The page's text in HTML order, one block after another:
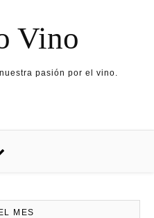
Vino
pasión por el vino.
MES